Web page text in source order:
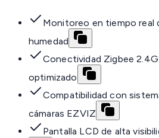
Monitoreo en tiempo real
humedad
Conectividad Zigbee
optimizado
Compatibilidad con
cámaras EZVIZ
Pantalla LCD de alta